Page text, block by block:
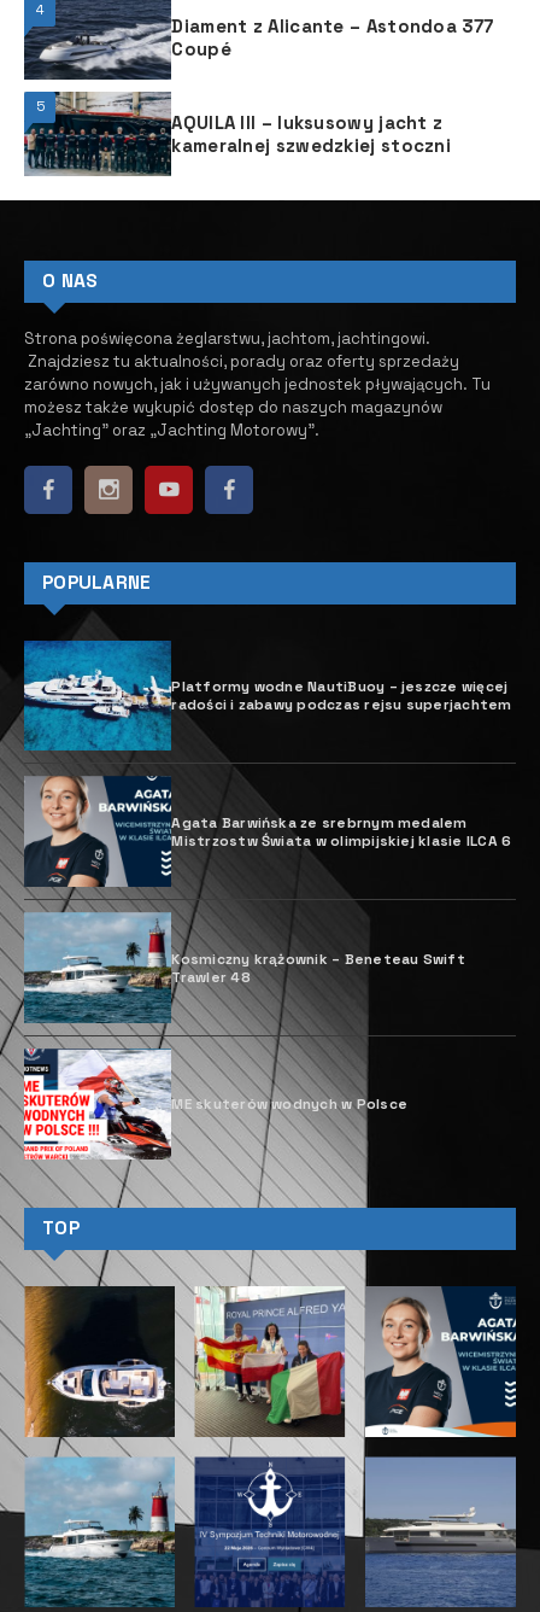
4
Diament z Alicante – Astondoa 377
Coupé
5
AQUILA III – luksusowy jacht z
kameralnej szwedzkiej stoczni
O NAS
Strona poświęcona żeglarstwu, jachtom, jachtingowi.
Znajdziesz tu aktualności, porady oraz oferty sprzedaży
zarówno nowych, jak i używanych jednostek pływających. ​ Tu
możesz także wykupić dostęp do naszych magazynów
„Jachting” oraz „Jachting Motorowy”.
POPULARNE
Platformy wodne NautiBuoy – jeszcze więcej
radości i zabawy podczas rejsu superjachtem
Agata Barwińska ze srebrnym medalem
Mistrzostw Świata w olimpijskiej klasie ILCA 6
Kosmiczny krążownik – Beneteau Swift
Trawler 48
ME skuterów wodnych w Polsce
TOP